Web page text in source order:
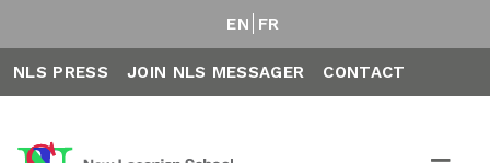
EN FR
NLS PRESS JOIN NLS MESSAGER CONTACT